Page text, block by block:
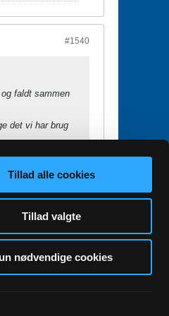
Tillad alle cookies
Tillad valgte
nødvendige cookies
#1540
faldt sammen
det vi har brug
set en
sig på mange
101 102 103